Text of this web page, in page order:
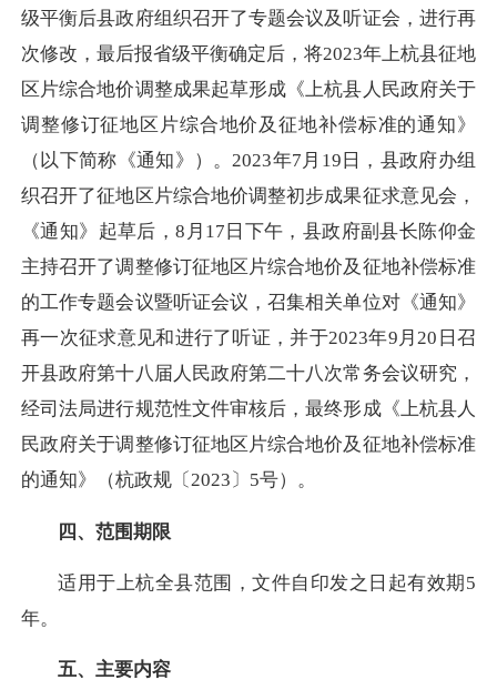
级平衡后县政府组织召开了专题会议及听证会，进行再
次修改，最后报省级平衡确定后，将2023年上杭县征地
区片综合地价调整成果起草形成《上杭县人民政府关于
调整修订征地区片综合地价及征地补偿标准的通知》
（以下简称《通知》）。2023年7月19日，县政府办组
织召开了征地区片综合地价调整初步成果征求意见会，
《通知》起草后，8月17日下午，县政府副县长陈仰金
主持召开了调整修订征地区片综合地价及征地补偿标准
的工作专题会议暨听证会议，召集相关单位对《通知》
再一次征求意见和进行了听证，并于2023年9月20日召
开县政府第十八届人民政府第二十八次常务会议研究，
经司法局进行规范性文件审核后，最终形成《上杭县人
民政府关于调整修订征地区片综合地价及征地补偿标准
的通知》（杭政规〔 2023〕5号）。
四、范围期限
适用于上杭全县范围，文件自印发之日起有效期5
年。
五、主要内容